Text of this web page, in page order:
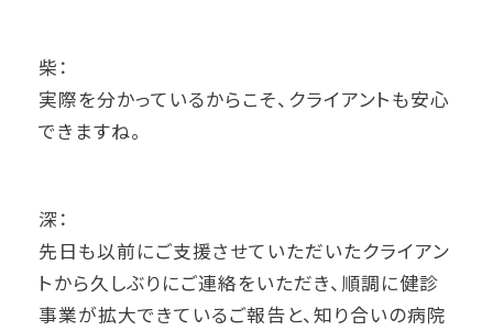
柴：
実際を分かっているからこそ、クライアントも安心
できますね。
深：
先日も以前にご支援させていただいたクライアン
トから久しぶりにご連絡をいただき、順調に健診
事業が拡大できているご報告と、知り合いの病院